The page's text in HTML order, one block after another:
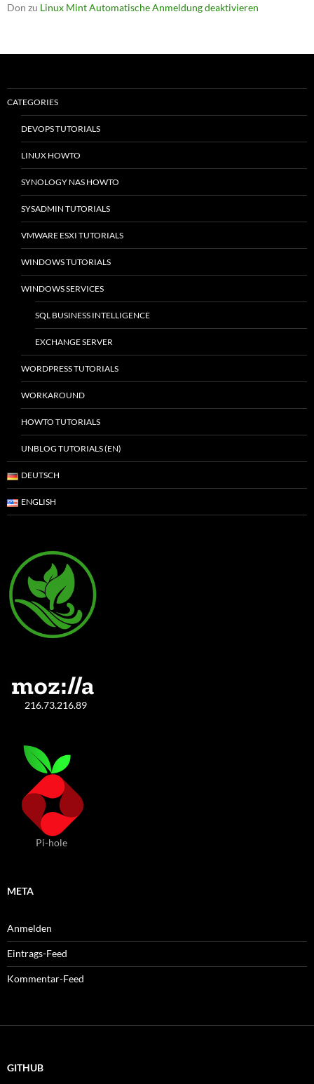
Don zu Linux Mint Automatische Anmeldung deaktivieren
CATEGORIES
DEVOPS TUTORIALS
LINUX HOWTO
SYNOLOGY NAS HOWTO
SYSADMIN TUTORIALS
VMWARE ESXI TUTORIALS
WINDOWS TUTORIALS
WINDOWS SERVICES
SQL BUSINESS INTELLIGENCE
EXCHANGE SERVER
WORDPRESS TUTORIALS
WORKAROUND
HOWTO TUTORIALS
UNBLOG TUTORIALS (EN)
DEUTSCH
ENGLISH
216.73.216.89
Pi-hole
META
Anmelden
Eintrags-Feed
Kommentar-Feed
GITHUB